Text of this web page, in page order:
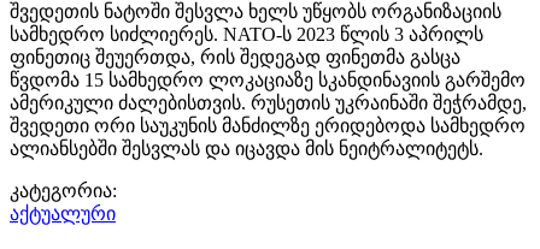
შვედეთის ნატოში შესვლა ხელს უწყობს ორგანიზაციის
სამხედრო სიძლიერეს. NATO-ს 2023 წლის 3 აპრილს
ფინეთიც შეუერთდა, რის შედეგად ფინეთმა გასცა
წვდომა 15 სამხედრო ლოკაციაზე სკანდინავიის გარშემო
ამერიკული ძალებისთვის. რუსეთის უკრაინაში შეჭრამდე,
შვედეთი ორი საუკუნის მანძილზე ერიდებოდა სამხედრო
ალიანსებში შესვლას და იცავდა მის ნეიტრალიტეტს.
კატეგორია:
აქტუალური